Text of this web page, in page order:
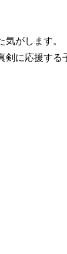
がします。
剣に応援する